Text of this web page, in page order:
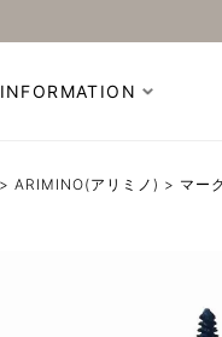
INFORMATION
ARIMINO(アリミノ) マー